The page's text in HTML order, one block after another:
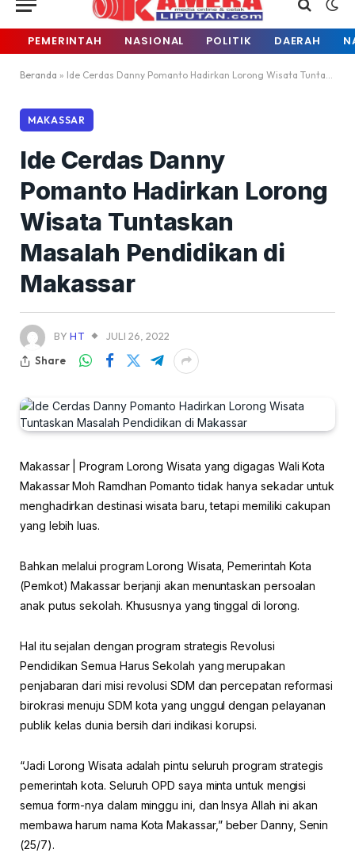
PEMERINTAH NASIONAL POLITIK DAERAH
Beranda » Ide Cerdas Danny Pomanto Hadirkan Lorong Wisata Tuntaskan Masalah Pendidikan di Makassar
MAKASSAR
Ide Cerdas Danny
Pomanto Hadirkan Lorong
Wisata Tuntaskan
Masalah Pendidikan di
Makassar
BY HT
JULI 26, 2022
Share
Makassar | Program Lorong Wisata yang digagas Wali Kota
Makassar Moh Ramdhan Pomanto tidak hanya sekadar untuk
menghadirkan destinasi wisata baru, tetapi memiliki cakupan
yang lebih luas.
Bahkan melalui program Lorong Wisata, Pemerintah Kota
(Pemkot) Makassar berjanji akan menuntaskan persoalan
anak putus sekolah. Khususnya yang tinggal di lorong.
Hal itu sejalan dengan program strategis Revolusi
Pendidikan Semua Harus Sekolah yang merupakan
penjabaran dari misi revolusi SDM dan percepatan reformasi
birokrasi menuju SDM kota yang unggul dengan pelayanan
publik kelas dunia bersih dari indikasi korupsi.
“Jadi Lorong Wisata adalah pintu seluruh program strategis
pemerintah kota. Seluruh OPD saya minta untuk mengisi
semua form-nya dalam minggu ini, dan Insya Allah ini akan
membawa harum nama Kota Makassar,” beber Danny, Senin
(25/7).